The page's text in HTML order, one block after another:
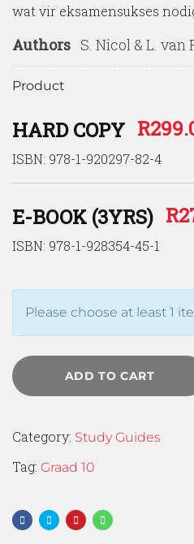
wat vir eksamensukses
Authors S. Nicol & L. van
Product
HARD COPY
ISBN: 978-1-920297-82-4
R
E-BOOK (3YRS)
ISBN: 978-1-928354-45-1
R
Please choose at least 1
ADD TO CART
Category: Study Guides
Tag: Graad 10